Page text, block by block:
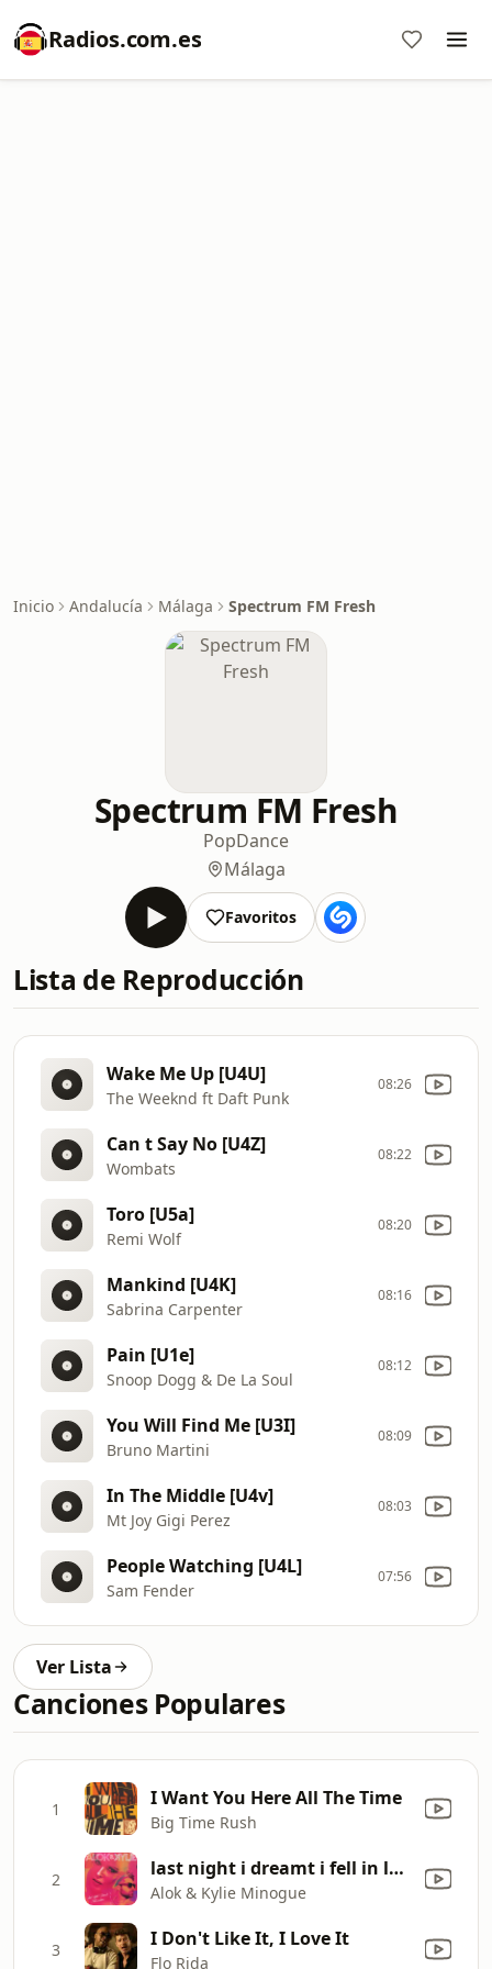
Radios.com.es
Inicio Andalucía Málaga Spectrum FM Fresh
Spectrum FM Fresh
PopDance
Málaga
Favoritos
Lista de Reproducción
Wake Me Up [U4U]
The Weeknd ft Daft Punk
08:26
Can t Say No [U4Z]
Wombats
08:22
Toro [U5a]
Remi Wolf
08:20
Mankind [U4K]
Sabrina Carpenter
08:16
Pain [U1e]
Snoop Dogg & De La Soul
08:12
You Will Find Me [U3I]
Bruno Martini
08:09
In The Middle [U4v]
Mt Joy Gigi Perez
08:03
People Watching [U4L]
Sam Fender
07:56
Ver Lista
Canciones Populares
1 I Want You Here All The Time
Big Time Rush
2 last night i dreamt i fell in love
Alok & Kylie Minogue
3 I Don't Like It, I Love It
Flo Rida